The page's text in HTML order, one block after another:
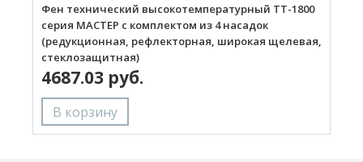
Фен технический высокотемпературный ТТ-1800
серия МАСТЕР с комплектом из 4 насадок
(редукционная, рефлекторная, широкая щелевая,
стеклозащитная)
4687.03 руб.